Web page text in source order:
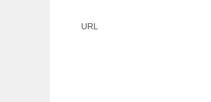
URL